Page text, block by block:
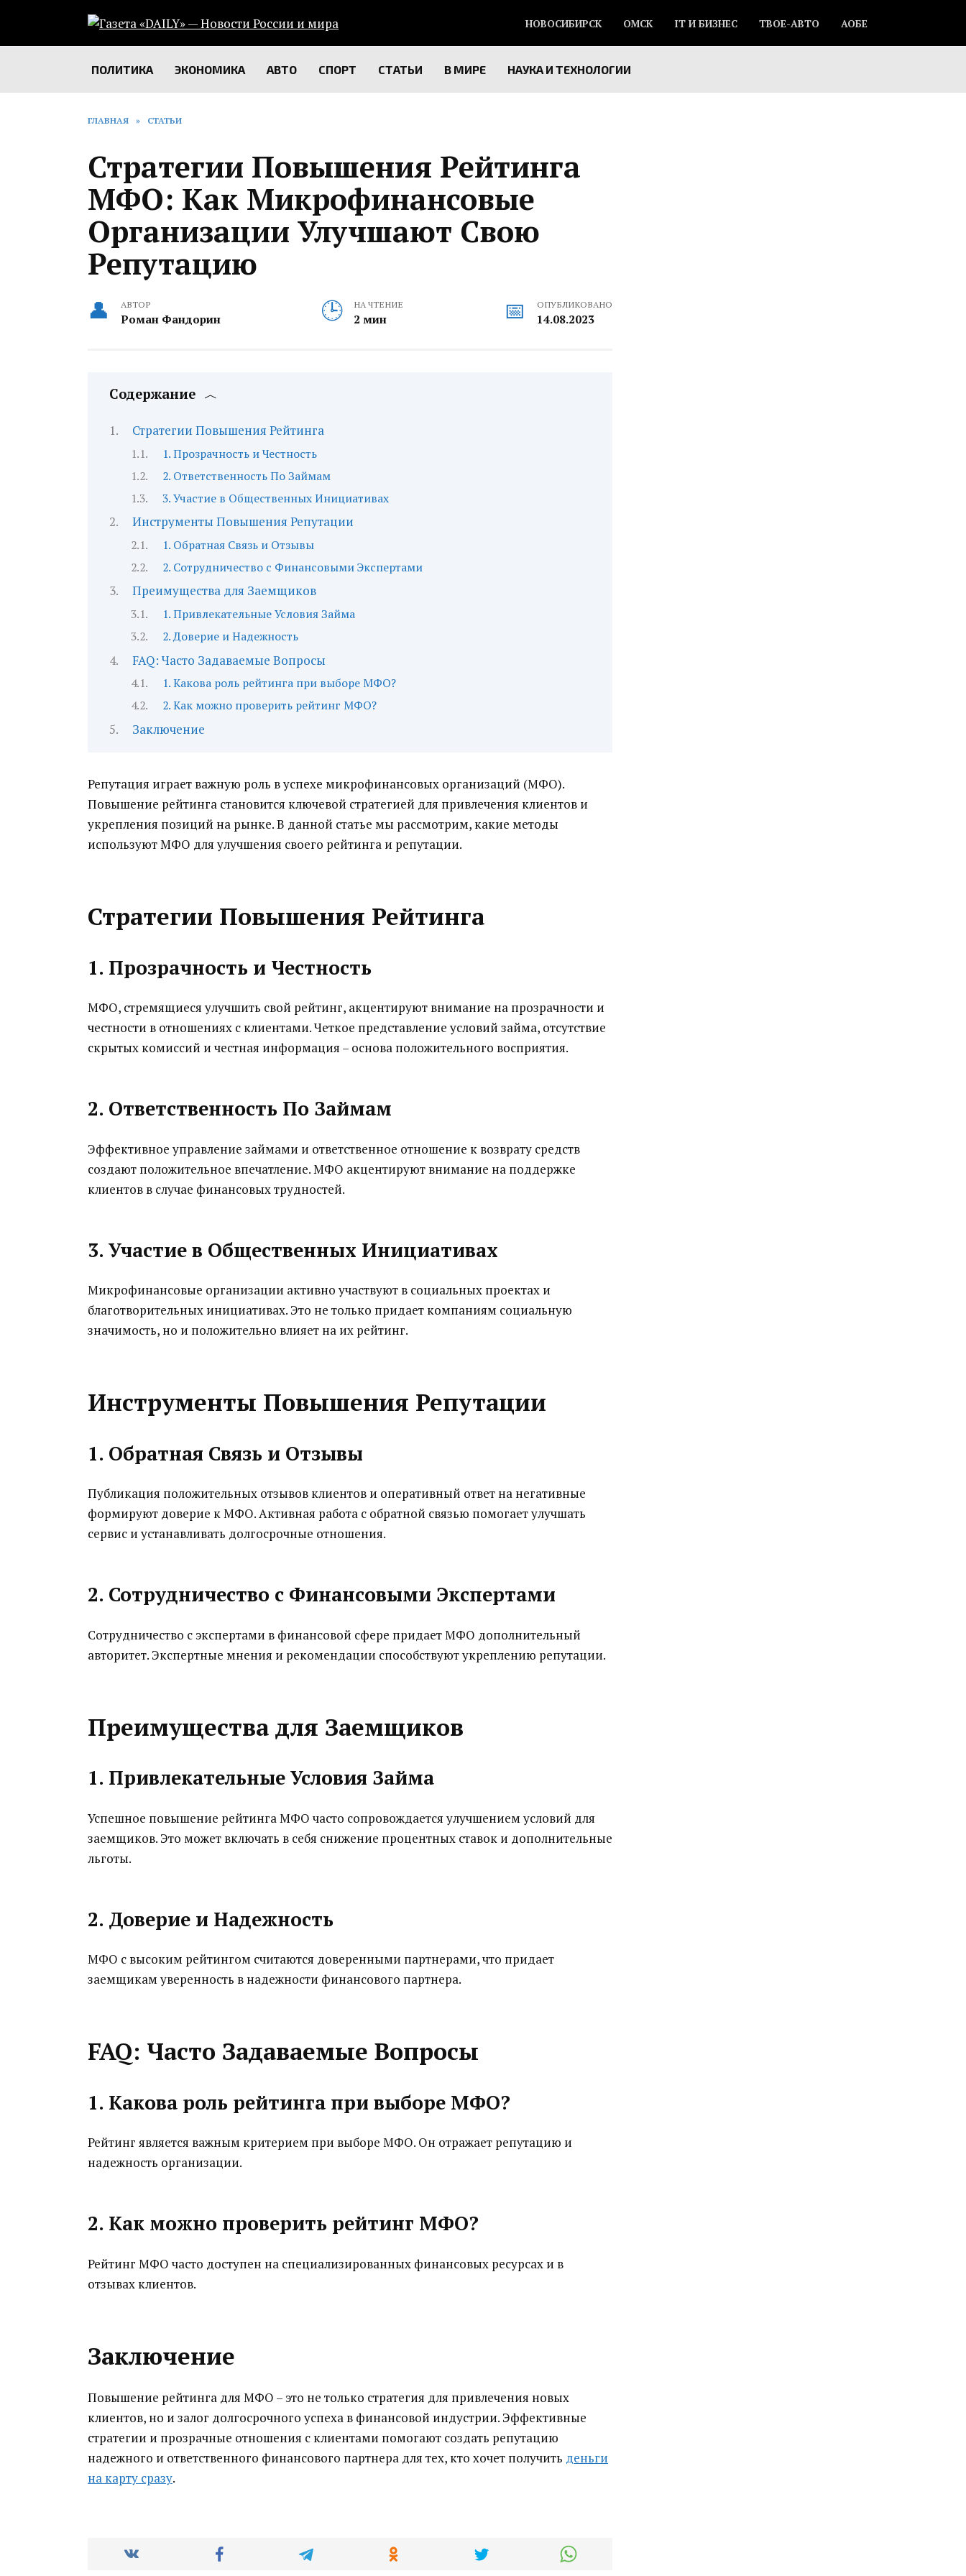
содержанию
НОВОСИБИРСК ОМСК IT И БИЗНЕС ТВОЕ-АВТО АОБЕ
ПОЛИТИКА ЭКОНОМИКА АВТО СПОРТ СТАТЬИ В МИРЕ НАУКА И ТЕХНОЛОГИИ
ГЛАВНАЯ » СТАТЬИ
Стратегии Повышения Рейтинга
МФО: Как Микрофинансовые
Организации Улучшают Свою
Репутацию
АВТОР
Роман Фандорин
НА ЧТЕНИЕ
2 мин
ОПУБЛИКОВАНО
14.08.2023
Содержание
Стратегии Повышения Рейтинга
1. Прозрачность и Честность
2. Ответственность По Займам
3. Участие в Общественных Инициативах
Инструменты Повышения Репутации
1. Обратная Связь и Отзывы
2. Сотрудничество с Финансовыми Экспертами
Преимущества для Заемщиков
1. Привлекательные Условия Займа
2. Доверие и Надежность
FAQ: Часто Задаваемые Вопросы
1. Какова роль рейтинга при выборе МФО?
2. Как можно проверить рейтинг МФО?
Заключение
Репутация играет важную роль в успехе микрофинансовых организаций (МФО).
Повышение рейтинга становится ключевой стратегией для привлечения клиентов и
укрепления позиций на рынке. В данной статье мы рассмотрим, какие методы
используют МФО для улучшения своего рейтинга и репутации.
Стратегии Повышения Рейтинга
1. Прозрачность и Честность
МФО, стремящиеся улучшить свой рейтинг, акцентируют внимание на прозрачности и
честности в отношениях с клиентами. Четкое представление условий займа, отсутствие
скрытых комиссий и честная информация – основа положительного восприятия.
2. Ответственность По Займам
Эффективное управление займами и ответственное отношение к возврату средств
создают положительное впечатление. МФО акцентируют внимание на поддержке
клиентов в случае финансовых трудностей.
3. Участие в Общественных Инициативах
Микрофинансовые организации активно участвуют в социальных проектах и
благотворительных инициативах. Это не только придает компаниям социальную
значимость, но и положительно влияет на их рейтинг.
Инструменты Повышения Репутации
1. Обратная Связь и Отзывы
Публикация положительных отзывов клиентов и оперативный ответ на негативные
формируют доверие к МФО. Активная работа с обратной связью помогает улучшать
сервис и устанавливать долгосрочные отношения.
2. Сотрудничество с Финансовыми Экспертами
Сотрудничество с экспертами в финансовой сфере придает МФО дополнительный
авторитет. Экспертные мнения и рекомендации способствуют укреплению репутации.
Преимущества для Заемщиков
1. Привлекательные Условия Займа
Успешное повышение рейтинга МФО часто сопровождается улучшением условий для
заемщиков. Это может включать в себя снижение процентных ставок и дополнительные
льготы.
2. Доверие и Надежность
МФО с высоким рейтингом считаются доверенными партнерами, что придает
заемщикам уверенность в надежности финансового партнера.
FAQ: Часто Задаваемые Вопросы
1. Какова роль рейтинга при выборе МФО?
Рейтинг является важным критерием при выборе МФО. Он отражает репутацию и
надежность организации.
2. Как можно проверить рейтинг МФО?
Рейтинг МФО часто доступен на специализированных финансовых ресурсах и в
отзывах клиентов.
Заключение
Повышение рейтинга для МФО – это не только стратегия для привлечения новых
клиентов, но и залог долгосрочного успеха в финансовой индустрии. Эффективные
стратегии и прозрачные отношения с клиентами помогают создать репутацию
надежного и ответственного финансового партнера для тех, кто хочет получить деньги
на карту сразу.